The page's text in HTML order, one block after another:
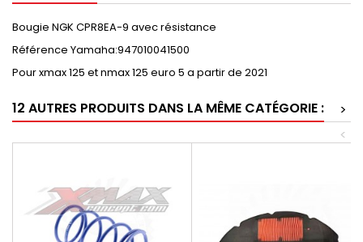
Bougie NGK CPR8EA-9 avec résistance
Référence Yamaha:947010041500
Pour xmax 125 et nmax 125 euro 5 a partir de 2021
12 AUTRES PRODUITS DANS LA MÊME CATÉGORIE :
>
<